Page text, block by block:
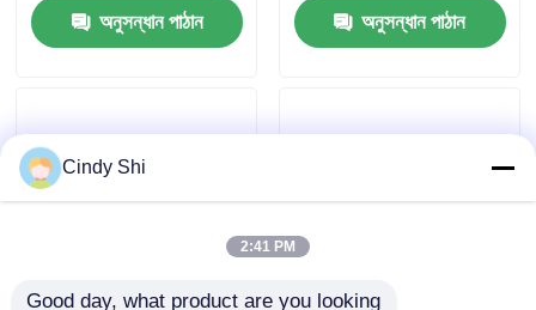
বৈদ্যুতিক ফর্কলিফ্ট লিথিয়াম আয়ন ব্যাটারি
প্যালেট ট্রাক ব্যাটারি
অনুসন্ধান পাঠান অনুসন্ধান পাঠান
Cindy Shi
2:41 PM
Good day, what product are you looking